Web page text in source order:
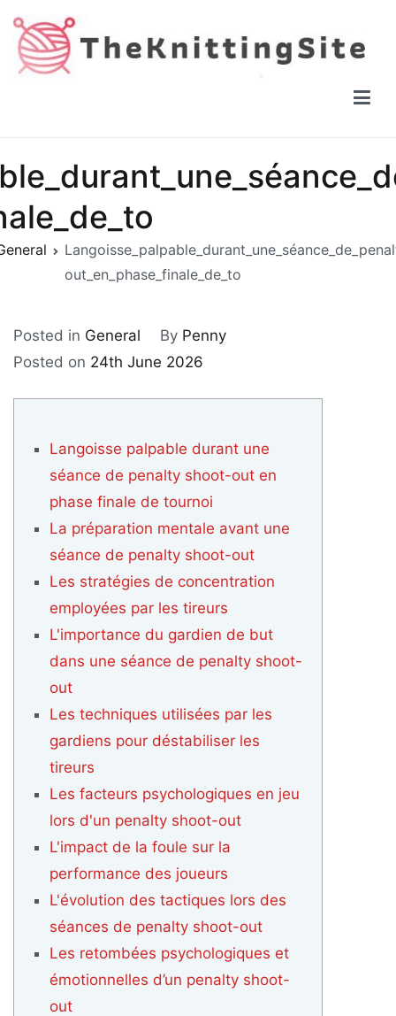
Skip
content
out_en_phase_finale_de_to
Posted in General By Penny
Posted on 24th June 2026
Langoisse palpable durant une
séance de penalty shoot-out en
phase finale de tournoi
La préparation mentale avant une
séance de penalty shoot-out
Les stratégies de concentration
employées par les tireurs
L'importance du gardien de but
dans une séance de penalty shoot-
out
Les techniques utilisées par les
gardiens pour déstabiliser les
tireurs
Les facteurs psychologiques en jeu
lors d'un penalty shoot-out
L'impact de la foule sur la
performance des joueurs
L'évolution des tactiques lors des
séances de penalty shoot-out
Les retombées psychologiques et
émotionnelles d’un penalty shoot-
out